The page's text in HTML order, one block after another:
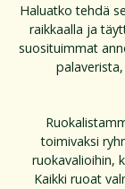
Haluatko tehdä
raikkaalla ja
suosituimmat
toimivaksi
ruokavalioihin,
Kaikki ruoat